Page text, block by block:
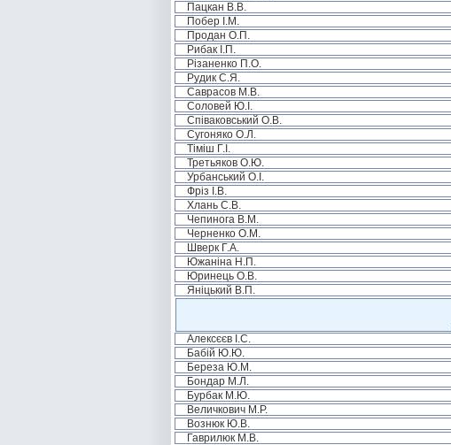
Пацкан В.В.
Побер І.М.
Продан О.П.
Рибак І.П.
Різаненко П.О.
Рудик С.Я.
Саврасов М.В.
Соловей Ю.І.
Співаковський О.В.
Сугоняко О.Л.
Тіміш Г.І.
Третьяков О.Ю.
Урбанський О.І.
Фріз І.В.
Хлань С.В.
Чепинога В.М.
Черненко О.М.
Шверк Г.А.
Южаніна Н.П.
Юринець О.В.
Яніцький В.П.
Алексєєв І.С.
Бабій Ю.Ю.
Береза Ю.М.
Бондар М.Л.
Бурбак М.Ю.
Величкович М.Р.
Вознюк Ю.В.
Гаврилюк М.В.